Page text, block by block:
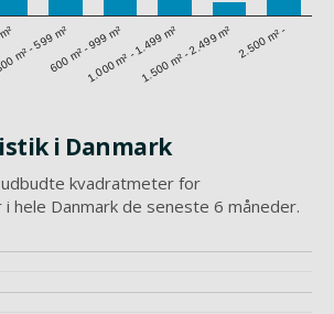
m² - 599 m²600 m² - 999 m²1.000 m² - 1.499 m²1.500 m² - 2.499 m² 2.500 m² -
i Danmark
udbudte kvadratmeter for
hele Danmark de seneste 6 måneder.